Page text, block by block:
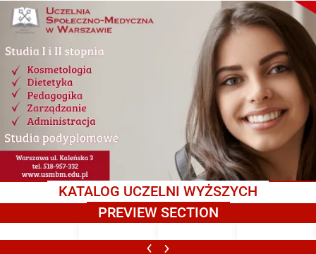
KATALOG UCZELNI WYŻSZYCH
PREVIEW SECTION